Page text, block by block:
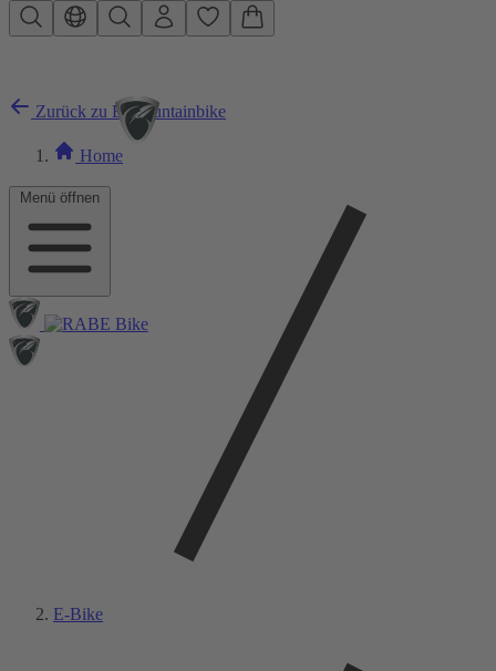
Zum Hauptinhalt springen
Menü öffnen
Zurück zu E-Mountainbike
Home
E-Bike